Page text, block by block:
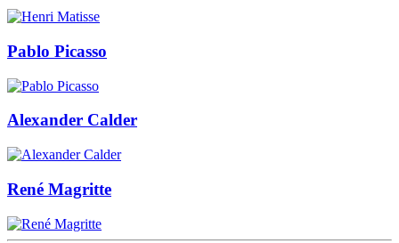
Pablo Picasso
Alexander Calder
René Magritte